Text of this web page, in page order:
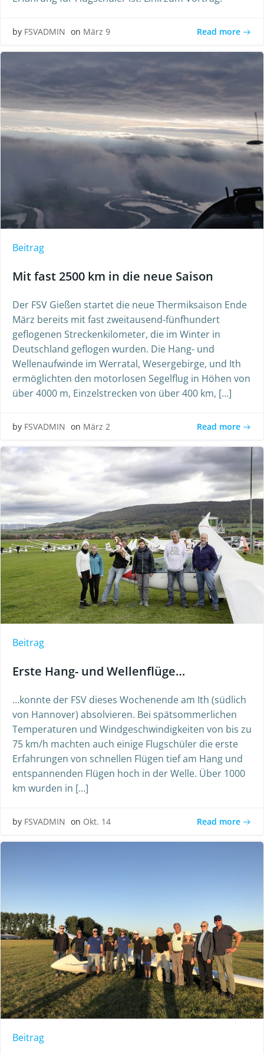
by FSVADMIN on März 9 Read more
Beitrag
Mit fast 2500 km in die neue Saison
Der FSV Gießen startet die neue Thermiksaison Ende
März bereits mit fast zweitausend-fünfhundert
geflogenen Streckenkilometer, die im Winter in
Deutschland geflogen wurden. Die Hang- und
Wellenaufwinde im Werratal, Wesergebirge, und Ith
ermöglichten den motorlosen Segelflug in Höhen von
über 4000 m, Einzelstrecken von über 400 km, […]
by FSVADMIN on März 2 Read more
Beitrag
Erste Hang- und Wellenflüge…
…konnte der FSV dieses Wochenende am Ith (südlich
von Hannover) absolvieren. Bei spätsommerlichen
Temperaturen und Windgeschwindigkeiten von bis zu
75 km/h machten auch einige Flugschüler die erste
Erfahrungen von schnellen Flügen tief am Hang und
entspannenden Flügen hoch in der Welle. Über 1000
km wurden in […]
by FSVADMIN on Okt. 14 Read more
Beitrag